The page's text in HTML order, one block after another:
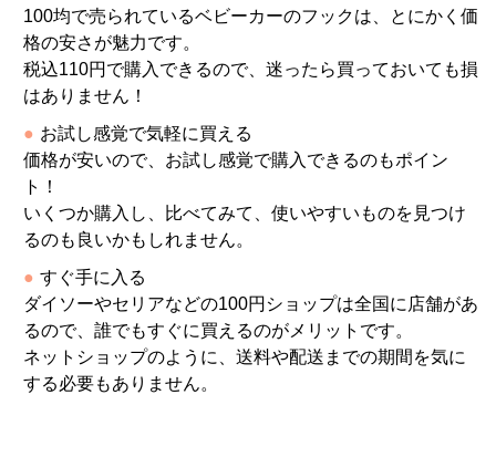
100均で売られているベビーカーのフックは、とにかく価
格の安さが魅力です。
税込110円で購入できるので、迷ったら買っておいても損
はありません！
お試し感覚で気軽に買える
価格が安いので、お試し感覚で購入できるのもポイン
ト！
いくつか購入し、比べてみて、使いやすいものを見つけ
るのも良いかもしれません。
すぐ手に入る
ダイソーやセリアなどの100円ショップは全国に店舗があ
るので、誰でもすぐに買えるのがメリットです。
ネットショップのように、送料や配送までの期間を気に
する必要もありません。